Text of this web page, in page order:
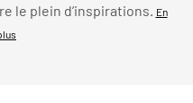
le plein d’inspirations.
En